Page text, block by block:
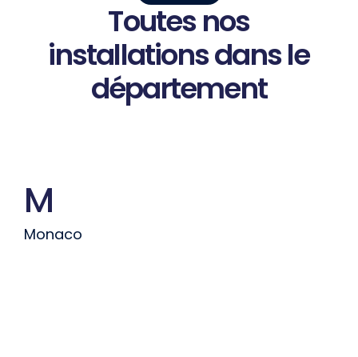
Toutesnos
installationsdansle
département
M
Monaco